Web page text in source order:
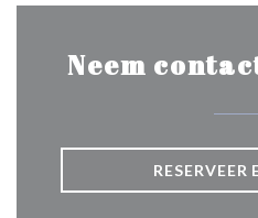
Neem
RESERVEER